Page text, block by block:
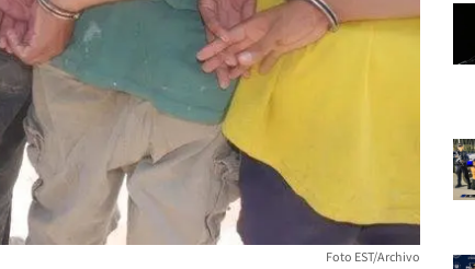
Foto EST/Archivo